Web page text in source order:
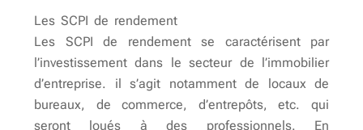
Les SCPI de rendement
Les SCPI de rendement se caractérisent par
l’investissement dans le secteur de l’immobilier
d’entreprise. il s’agit notamment de locaux de
bureaux, de commerce, d’entrepôts, etc. qui
seront loués à des professionnels. En